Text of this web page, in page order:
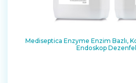
Mediseptica Enzyme Enzim Bazlı,
Endoskop